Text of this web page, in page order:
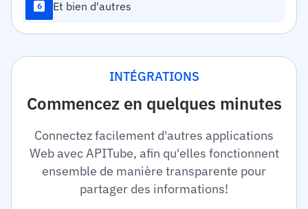
6 Et bien d'autres
INTÉGRATIONS
Commencez en quelques minutes
Connectez facilement d'autres applications
Web avec APITube, afin qu'elles fonctionnent
ensemble de manière transparente pour
partager des informations!